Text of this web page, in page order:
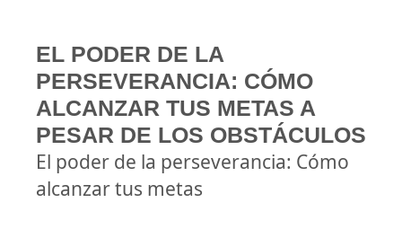
EL PODER DE LA
PERSEVERANCIA: CÓMO
ALCANZAR TUS METAS A
PESAR DE LOS OBSTÁCULOS
El poder de la perseverancia: Cómo
alcanzar tus metas